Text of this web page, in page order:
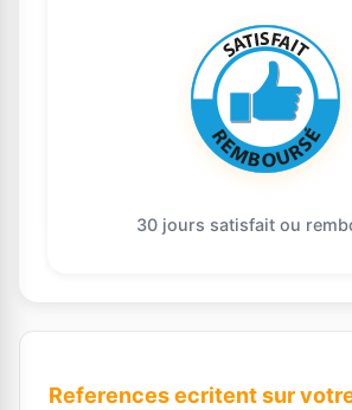
30 jours satisfait ou
References ecritent sur